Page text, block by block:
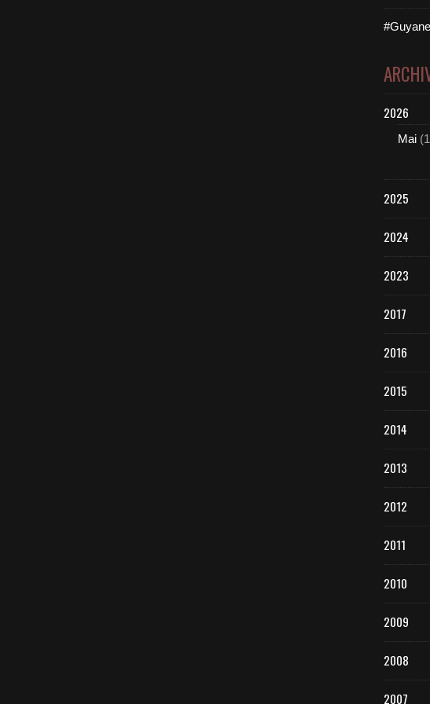
2026
Mai
2025
2024
2023
2017
2016
2015
2014
2013
2012
2011
2010
2009
2008
2007